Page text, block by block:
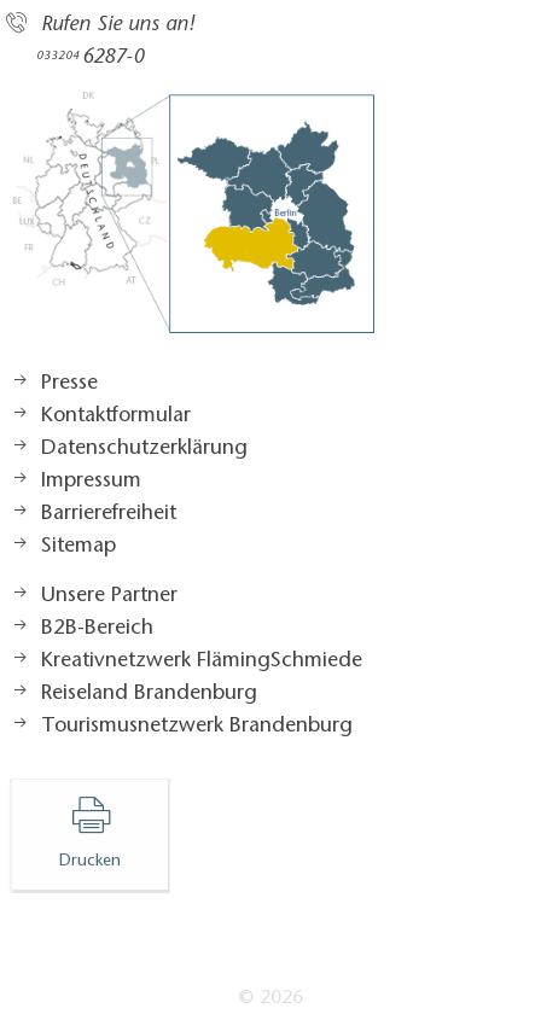
Rufen Sie uns an!
033204 6287-0
Presse
Kontaktformular
Datenschutzerklärung
Impressum
Barrierefreiheit
Sitemap
Unsere Partner
B2B-Bereich
Kreativnetzwerk FlämingSchmiede
Reiseland Brandenburg
Tourismusnetzwerk Brandenburg
Drucken
© 2026